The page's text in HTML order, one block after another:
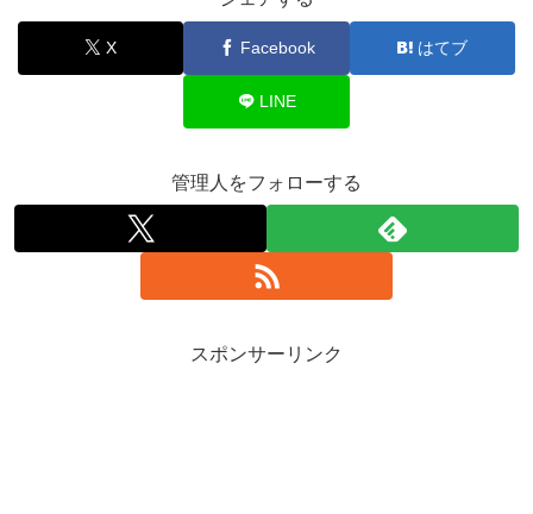
X Facebook はてブ
LINE
管理人をフォローする
スポンサーリンク